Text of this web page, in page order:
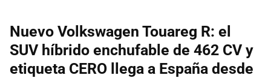
Nuevo Volkswagen Touareg R: el
SUV híbrido enchufable de 462 CV y
etiqueta CERO llega a España desde